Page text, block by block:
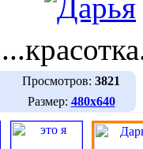
Просмотров: 3821
Размер: 480х640